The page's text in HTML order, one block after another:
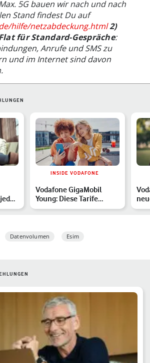
5G bauen wir nach und nach
Stand findest Du auf
hilfe/netzabdeckung.html2)
für Standard-Gespräche:
Anrufe und SMS zu
und im Internet sind davon
INSIDE VODAFONE
Vodafone GigaMobil
Young: Diese Tarife
eignen sich perfekt für
Datenvolumen Esim